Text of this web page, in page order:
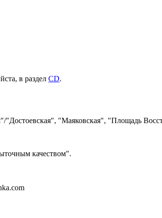
в раздел CD.
"Маяковская", "Площадь
качеством".